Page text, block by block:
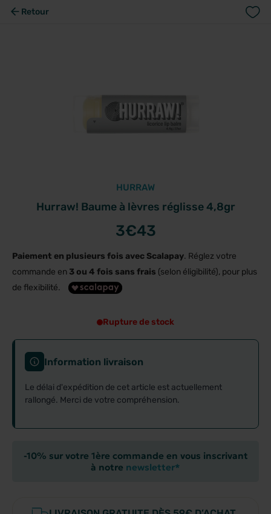
Retour
HURRAW
Hurraw! Baume à lèvres réglisse 4,8gr
3€43
Paiement en plusieurs fois avec Scalapay. Réglez votre
commande en 3 ou 4 fois sans frais (selon éligibilité), pour plus
de flexibilité.
Rupture de stock
Information livraison
Le délai d'expédition de cet article est actuellement
rallongé. Merci de votre compréhension.
-10% sur votre 1ère commande en vous inscrivant
à notre newsletter*